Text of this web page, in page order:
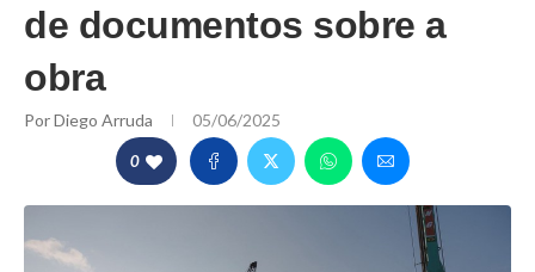
de documentos sobre a
obra
PorDiego Arruda 05/06/2025
0